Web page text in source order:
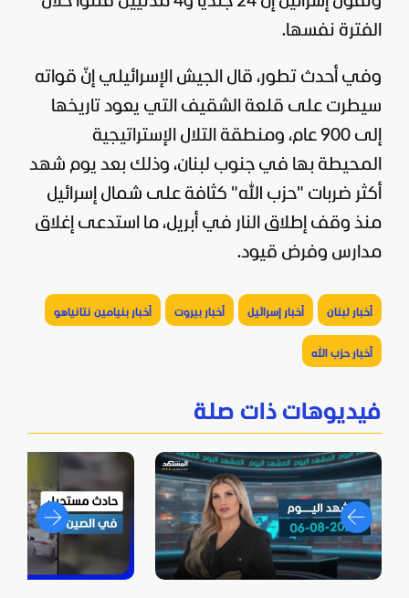
الفترة نفسها.
وفي أحدث تطور، قال الجيش الإسرائيلي إنّ قواته
سيطرت على قلعة الشقيف التي يعود تاريخها
إلى 900 عام، ومنطقة التلال الإستراتيجية
المحيطة بها في جنوب لبنان، وذلك بعد يوم شهد
أكثر ضربات "حزب الله" كثافة على شمال إسرائيل
منذ وقف إطلاق النار في أبريل، ما استدعى إغلاق
مدارس وفرض قيود.
أخبار لبنان أخبار إسرائيل أخبار بيروت أخبار بنيامين نتانياهو
أخبار حزب الله
فيديوهات ذات صلة